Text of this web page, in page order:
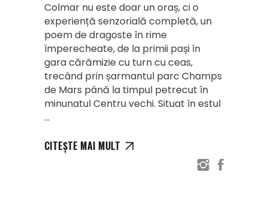
Colmar nu este doar un oraș, ci o
experiență senzorială completă, un
poem de dragoste în rime
împerecheate, de la primii pași în
gara cărămizie cu turn cu ceas,
trecând prin șarmantul parc Champs
de Mars până la timpul petrecut în
minunatul Centru vechi. Situat în estul
CITEȘTE MAI MULT